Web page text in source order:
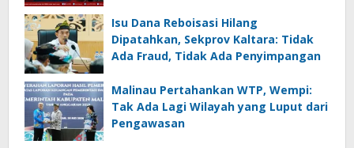
Isu Dana Reboisasi Hilang
Dipatahkan, Sekprov Kaltara: Tidak
Ada Fraud, Tidak Ada Penyimpangan
Malinau Pertahankan WTP, Wempi:
Tak Ada Lagi Wilayah yang Luput dari
Pengawasan